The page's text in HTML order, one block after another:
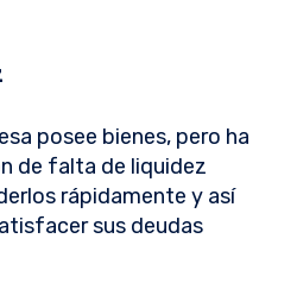
posee bienes, pero ha
de falta de liquidez
rápidamente y así
sus deudas